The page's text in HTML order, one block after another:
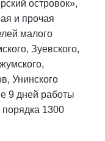
островок»,
и прочая
малого
Зуевского,
Унинского
9 дней работы
1300